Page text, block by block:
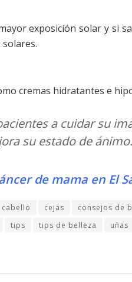
exposición solar y si
cremas hidratantes e
a cuidar su
su estado de ánimo.
de mama en El
cabello cejas consejos de
tips tips de belleza uñas